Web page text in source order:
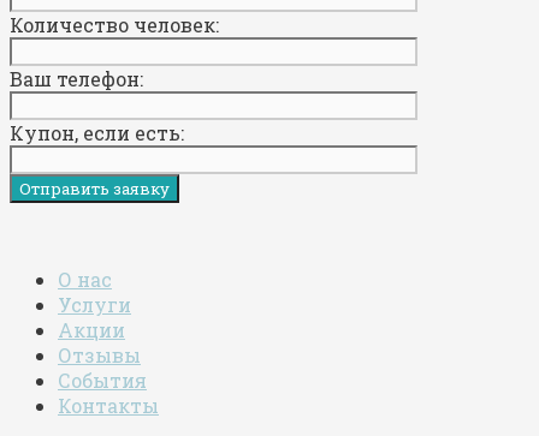
Количество человек:
Ваш телефон:
Купон, если есть:
О нас
Услуги
Акции
Отзывы
События
Контакты